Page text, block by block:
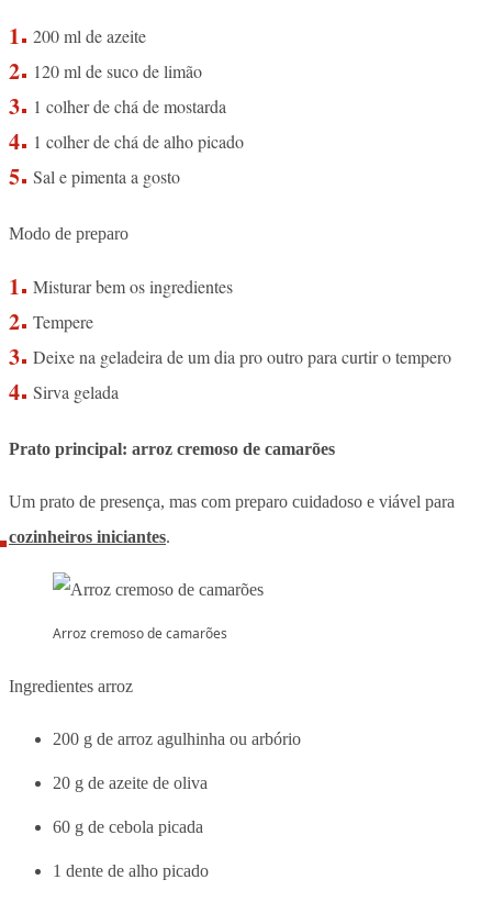
200 ml de azeite
120 ml de suco de limão
1 colher de chá de mostarda
1 colher de chá de alho picado
Sal e pimenta a gosto
Modo de preparo
Misturar bem os ingredientes
Tempere
Deixe na geladeira de um dia pro outro para curtir o tempero
Sirva gelada
Prato principal: arroz cremoso de camarões
Um prato de presença, mas com preparo cuidadoso e viável para
cozinheiros iniciantes.
Arroz cremoso de camarões
Ingredientes arroz
200 g de arroz agulhinha ou arbório
20 g de azeite de oliva
60 g de cebola picada
1 dente de alho picado